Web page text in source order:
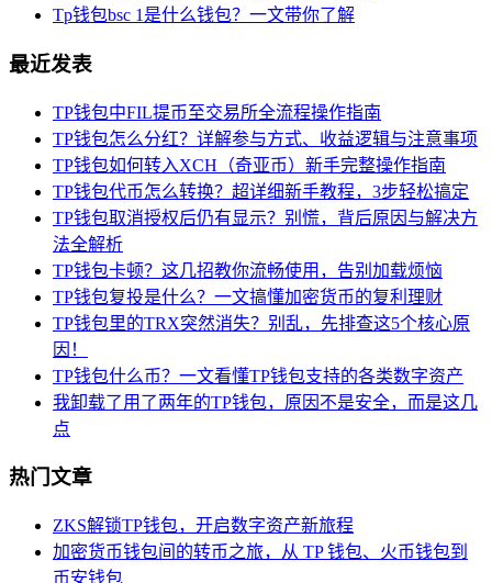
Tp钱包bsc 1是什么钱包？一文带你了解
最近发表
TP钱包中FIL提币至交易所全流程操作指南
TP钱包怎么分红？详解参与方式、收益逻辑与注意事项
TP钱包如何转入XCH（奇亚币）新手完整操作指南
TP钱包代币怎么转换？超详细新手教程，3步轻松搞定
TP钱包取消授权后仍有显示？别慌，背后原因与解决方
法全解析
TP钱包卡顿？这几招教你流畅使用，告别加载烦恼
TP钱包复投是什么？一文搞懂加密货币的复利理财
TP钱包里的TRX突然消失？别乱，先排查这5个核心原
因！
TP钱包什么币？一文看懂TP钱包支持的各类数字资产
我卸载了用了两年的TP钱包，原因不是安全，而是这几
点
热门文章
ZKS解锁TP钱包，开启数字资产新旅程
加密货币钱包间的转币之旅，从 TP 钱包、火币钱包到
币安钱包